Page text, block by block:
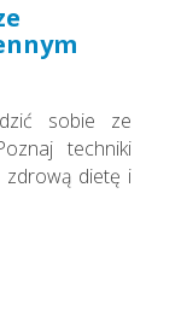
sobie ze
techniki
zdrową dietę i